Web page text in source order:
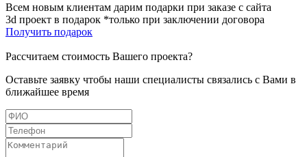
Всем новым клиентам дарим подарки при заказе с сайта
3d проект в подарок *только при заключении договора
Получить подарок
Рассчитаем стоимость Вашего проекта?
Оставьте заявку чтобы наши специалисты связались с Вами в
ближайшее время